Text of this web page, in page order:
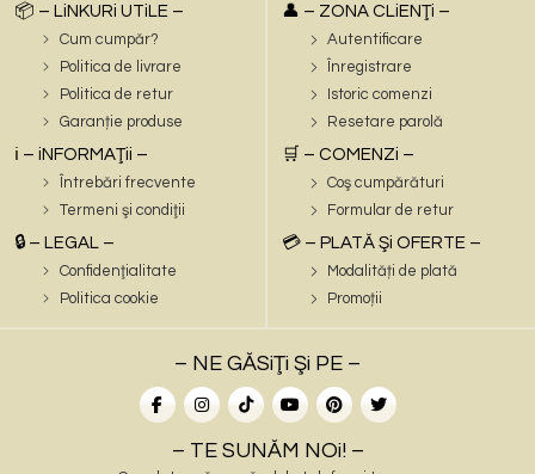
📦 – LiNKURi UTiLE –
Cum cumpăr?
Politica de livrare
Politica de retur
Garanție produse
ℹ️ – iNFORMAŢii –
Întrebări frecvente
Termeni şi condiţii
🔒 – LEGAL –
Confidenţialitate
Politica cookie
👤 – ZONA CLiENŢi –
Autentificare
Înregistrare
Istoric comenzi
Resetare parolă
🛒 – COMENZi –
Coş cumpărături
Formular de retur
💳 – PLATĂ Şi OFERTE –
Modalități de plată
Promoții
– NE GĂSiŢi Şi PE –
– TE SUNĂM NOi! –